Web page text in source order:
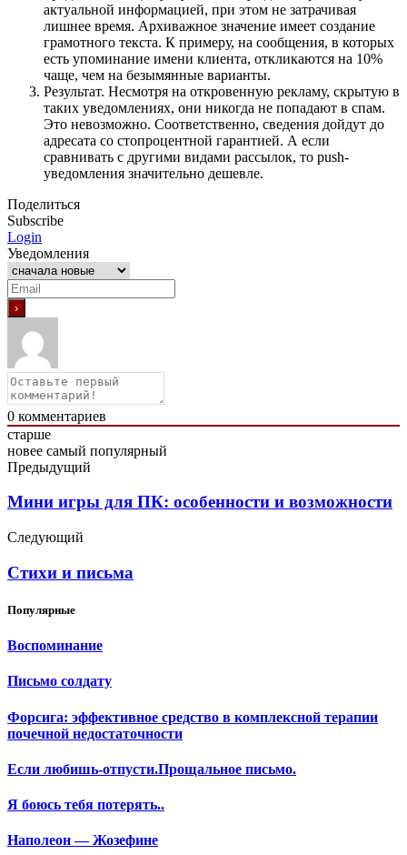
актуальной информацией, при этом не затрачивая
лишнее время. Архиважное значение имеет создание
грамотного текста. К примеру, на сообщения, в которых
есть упоминание имени клиента, откликаются на 10%
чаще, чем на безымянные варианты.
Результат. Несмотря на откровенную рекламу, скрытую в
таких уведомлениях, они никогда не попадают в спам.
Это невозможно. Соответственно, сведения дойдут до
адресата со стопроцентной гарантией. А если
сравнивать с другими видами рассылок, то push-
уведомления значительно дешевле.
Поделиться
Subscribe
Login
Уведомления
0 комментариев
старше
новее самый популярный
Предыдущий
Мини игры для ПК: особенности и возможности
Следующий
Стихи и письма
Популярные
Воспоминание
Письмо солдату
Форсига: эффективное средство в комплексной терапии
почечной недостаточности
Если любишь-отпусти.Прощальное письмо.
Я боюсь тебя потерять..
Наполеон — Жозефине